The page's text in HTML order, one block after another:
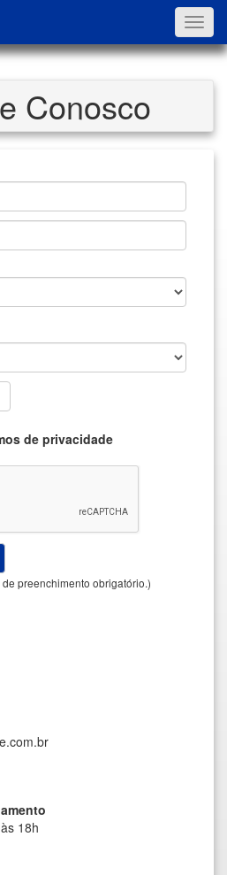
Conosco
de privacidade
preenchimento obrigatório.)
18h